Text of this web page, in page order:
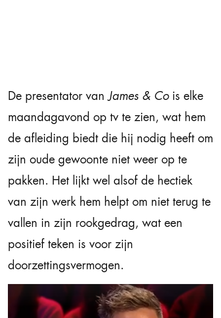
De presentator vanJames & Cois elke
maandagavond op tv te zien, wat hem
de afleiding biedt die hij nodig heeft om
zijn oude gewoonte niet weer op te
pakken. Het lijkt wel alsof de hectiek
van zijn werk hem helpt om niet terug te
vallen in zijn rookgedrag, wat een
positief teken is voor zijn
doorzettingsvermogen.